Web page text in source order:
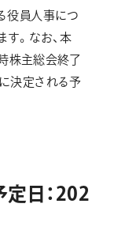
役員人事につ
す。なお、本
株主総会終了
決定される予
定 日 ： 202